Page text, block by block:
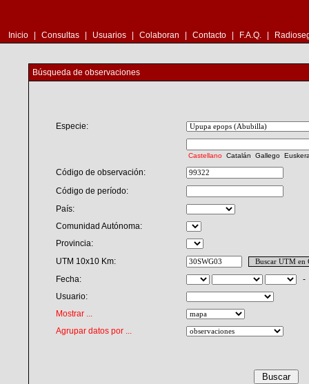
Inicio Consultas Usuarios Colaboran Contacto F.A.Q.
Búsqueda de observaciones
Especie:
Castellano Catalán Gallego
Código de observación:
Código de período:
País:
Comunidad Autónoma:
Provincia:
UTM 10x10 Km:
Fecha:
Usuario:
Mostrar ...
Agrupar datos por ...